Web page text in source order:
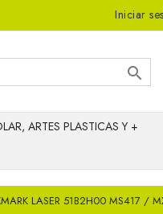
Iniciar

ARTES PLASTICAS Y +
LASER 51B2H00 MS417 /